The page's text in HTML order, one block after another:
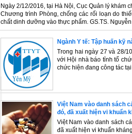
Ngày 2/12/2016, tại Hà Nội, Cục Quản lý khám
Chương trình Phòng, chống các rối loạn do
chất dinh dưỡng vào thực phẩm. GS.TS.
Ngành Y tế: Tập huấn kỹ
Trong hai ngày 27 và 28/
với Hội nhà báo tỉnh tổ
chức hiện đang công tác
Việt Nam vào danh sách
đó, đã xuất hiện vi khuẩn
Việt Nam vào danh sách
đã xuất hiện vi khuẩn